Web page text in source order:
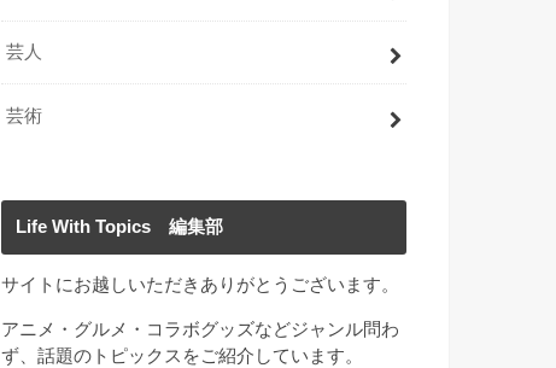
芸人
芸術
Life With Topics 編集部
サイトにお越しいただきありがとうございます。
アニメ・グルメ・コラボグッズなどジャンル問わ
ず、話題のトピックスをご紹介しています。